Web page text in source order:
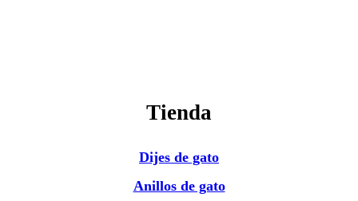
Tienda
Dijes de gato
Anillos de gato